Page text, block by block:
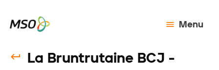
Menu
La Bruntrutaine BCJ -